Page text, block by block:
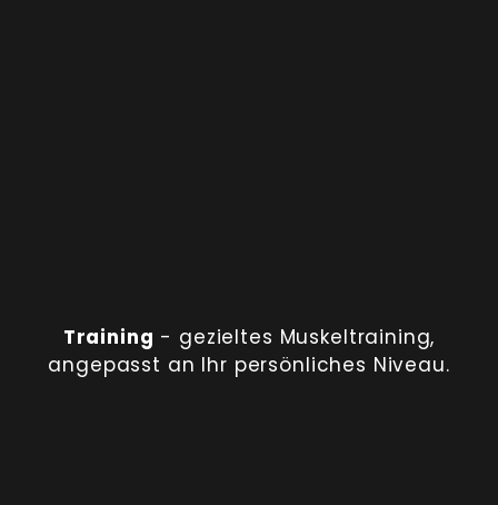
Training - gezieltes Muskeltraining,
angepasst an Ihr persönliches Niveau.